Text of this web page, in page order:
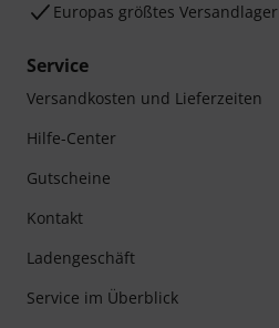
Europas größtes Versandlager
Service
Versandkosten und Lieferzeiten
Hilfe-Center
Gutscheine
Kontakt
Ladengeschäft
Service im Überblick